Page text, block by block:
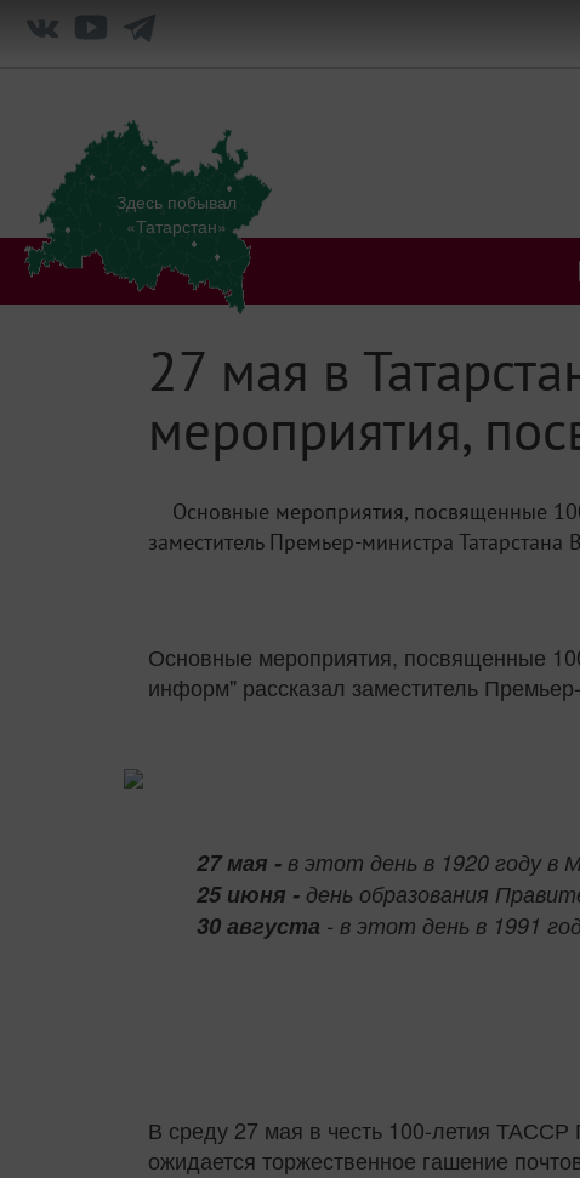
Здесь побывал
«Татарстан»
27 мая в
мероприятия,
Основные мероприятия, посвященные
заместитель Премьер-министра
Основные мероприятия, посвященные
информ" рассказал заместитель
27 мая - в этот день в 1920 году в
25 июня - день образования
30 августа - в этот день в 1991
В среду 27 мая в честь 100-летия ТАССР
ожидается торжественное гашение